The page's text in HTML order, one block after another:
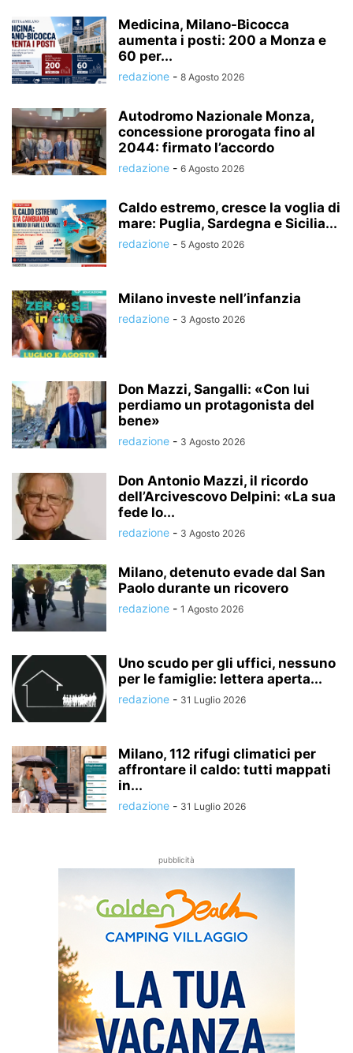
Medicina, Milano-Bicocca
aumenta i posti: 200 a Monza e
60 per...
redazione - 8 Agosto 2026
Autodromo Nazionale Monza,
concessione prorogata fino al
2044: firmato l’accordo
redazione - 6 Agosto 2026
Caldo estremo, cresce la voglia di
mare: Puglia, Sardegna e Sicilia...
redazione - 5 Agosto 2026
Milano investe nell’infanzia
redazione - 3 Agosto 2026
Don Mazzi, Sangalli: «Con lui
perdiamo un protagonista del
bene»
redazione - 3 Agosto 2026
Don Antonio Mazzi, il ricordo
dell’Arcivescovo Delpini: «La sua
fede lo...
redazione - 3 Agosto 2026
Milano, detenuto evade dal San
Paolo durante un ricovero
redazione - 1 Agosto 2026
Uno scudo per gli uffici, nessuno
per le famiglie: lettera aperta...
redazione - 31 Luglio 2026
Milano, 112 rifugi climatici per
affrontare il caldo: tutti mappati
in...
redazione - 31 Luglio 2026
pubblicità